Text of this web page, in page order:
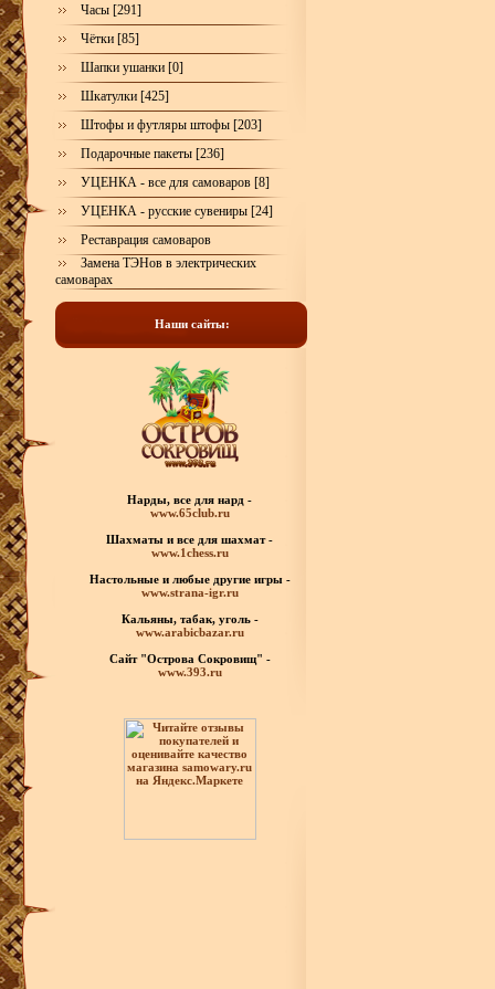
Часы [291]
Чётки [85]
Шапки ушанки [0]
Шкатулки [425]
Штофы и футляры штофы [203]
Подарочные пакеты [236]
УЦЕНКА - все для самоваров [8]
УЦЕНКА - русские сувениры [24]
Реставрация самоваров
Замена ТЭНов в электрических
самоварах
Наши сайты:
Нарды, все для нард -
www.65club.ru
Шахматы и все для шахмат -
www.1chess.ru
Настольные и любые другие игры -
www.strana-igr.ru
Кальяны, табак, уголь -
www.arabicbazar.ru
Сайт "Острова Сокровищ" -
www.393.ru